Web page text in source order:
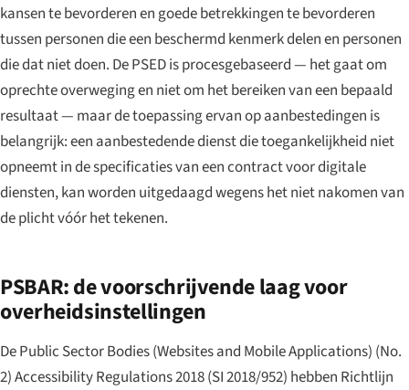
kansen te bevorderen en goede betrekkingen te bevorderen
tussen personen die een beschermd kenmerk delen en personen
die dat niet doen. De PSED is procesgebaseerd — het gaat om
oprechte overweging en niet om het bereiken van een bepaald
resultaat — maar de toepassing ervan op aanbestedingen is
belangrijk: een aanbestedende dienst die toegankelijkheid niet
opneemt in de specificaties van een contract voor digitale
diensten, kan worden uitgedaagd wegens het niet nakomen van
de plicht vóór het tekenen.
PSBAR: de voorschrijvende laag voor
overheidsinstellingen
De Public Sector Bodies (Websites and Mobile Applications) (No.
2) Accessibility Regulations 2018 (SI 2018/952) hebben Richtlijn